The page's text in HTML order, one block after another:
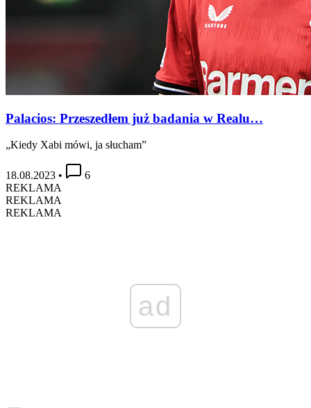
Palacios: Przeszedłem już badania w Realu…
„Kiedy Xabi mówi, ja słucham”
18.08.2023 •
6
REKLAMA
REKLAMA
REKLAMA
ad